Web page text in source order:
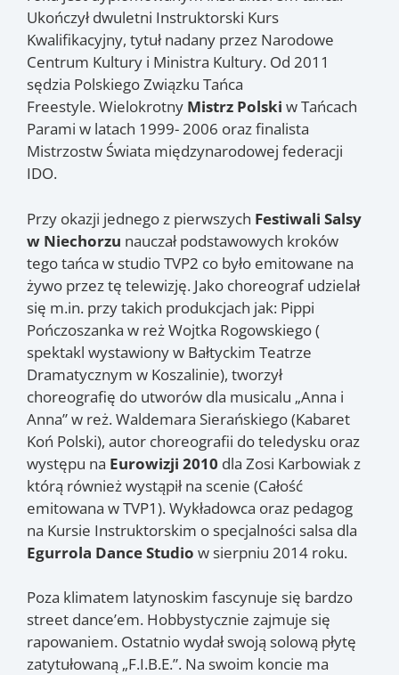
Ukończył dwuletni Instruktorski Kurs
Kwalifikacyjny, tytuł nadany przez Narodowe
Centrum Kultury i Ministra Kultury. Od 2011
sędzia Polskiego Związku Tańca
Freestyle. Wielokrotny Mistrz Polski w Tańcach
Parami w latach 1999- 2006 oraz finalista
Mistrzostw Świata międzynarodowej federacji
IDO.
Przy okazji jednego z pierwszych Festiwali Salsy
w Niechorzu nauczał podstawowych kroków
tego tańca w studio TVP2 co było emitowane na
żywo przez tę telewizję. Jako choreograf udzielał
się m.in. przy takich produkcjach jak: Pippi
Pończoszanka w reż Wojtka Rogowskiego (
spektakl wystawiony w Bałtyckim Teatrze
Dramatycznym w Koszalinie), tworzył
choreografię do utworów dla musicalu „Anna i
Anna” w reż. Waldemara Sierańskiego (Kabaret
Koń Polski), autor choreografii do teledysku oraz
występu na Eurowizji 2010 dla Zosi Karbowiak z
którą również wystąpił na scenie (Całość
emitowana w TVP1). Wykładowca oraz pedagog
na Kursie Instruktorskim o specjalności salsa dla
Egurrola Dance Studio w sierpniu 2014 roku.
Poza klimatem latynoskim fascynuje się bardzo
street dance’em. Hobbystycznie zajmuje się
rapowaniem. Ostatnio wydał swoją solową płytę
zatytułowaną „F.I.B.E.”. Na swoim koncie ma